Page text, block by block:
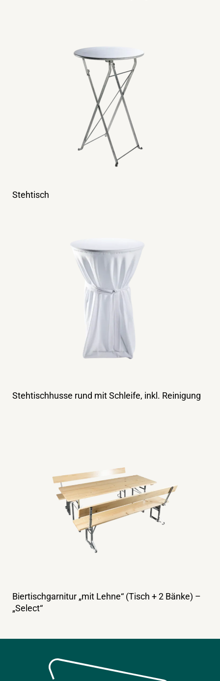
Stehtisch
Stehtischhusse rund mit Schleife, inkl. Reinigung
Biertischgarnitur „mit Lehne“ (Tisch + 2 Bänke) –
„Select“